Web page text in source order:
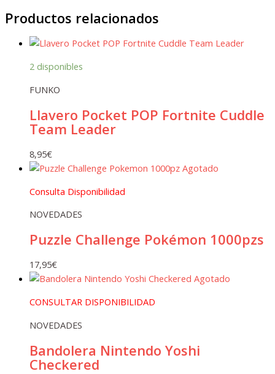
Productos relacionados
2 disponibles
FUNKO
Llavero Pocket POP Fortnite Cuddle
Team Leader
8,95€
Agotado
Consulta Disponibilidad
NOVEDADES
Puzzle Challenge Pokémon 1000pzs
17,95€
Agotado
CONSULTAR DISPONIBILIDAD
NOVEDADES
Bandolera Nintendo Yoshi
Checkered